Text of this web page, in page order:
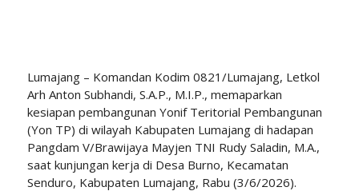
Lumajang – Komandan Kodim 0821/Lumajang, Letkol
Arh Anton Subhandi, S.A.P., M.I.P., memaparkan
kesiapan pembangunan Yonif Teritorial Pembangunan
(Yon TP) di wilayah Kabupaten Lumajang di hadapan
Pangdam V/Brawijaya Mayjen TNI Rudy Saladin, M.A.,
saat kunjungan kerja di Desa Burno, Kecamatan
Senduro, Kabupaten Lumajang, Rabu (3/6/2026).